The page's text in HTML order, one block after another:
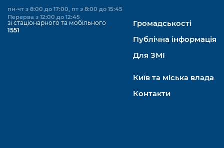
пн-чт з 8:00 до 17:00, пт з 8:00 до 15:45
Перерва з 12:00 до 12:45
зі стаціонарного та мобільного
1551
Громадськості
Публічна інформація
Для ЗМІ
Київ та міська влада
Контакти